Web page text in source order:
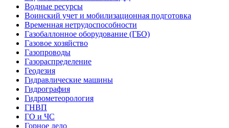
Водные ресурсы
Воинский учет и мобилизационная подготовка
Временная нетрудоспособности
Газобаллонное оборудование (ГБО)
Газовое хозяйство
Газопроводы
Газораспределение
Геодезия
Гидравлические машины
Гидрография
Гидрометеорология
ГНВП
ГО и ЧС
Горное дело